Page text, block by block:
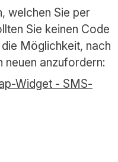
welchen Sie per
Sie keinen Code
Möglichkeit, nach
neuen anzufordern: